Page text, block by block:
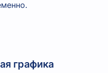
графика